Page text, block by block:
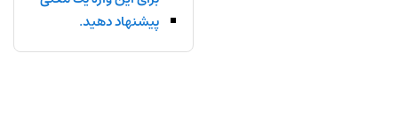
پیشنهاد دهید.